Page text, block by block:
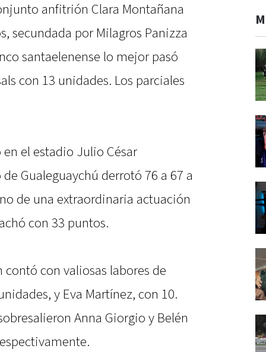
anfitrión Clara Montañana
secundada por Milagros Panizza
santaelenense lo mejor pasó
con 13 unidades. Los parciales
el estadio Julio César
Gualeguaychú derrotó 76 a 67 a
de una extraordinaria actuación
con 33 puntos.
con valiosas labores de
y Eva Martínez, con 10.
Anna Giorgio y Belén